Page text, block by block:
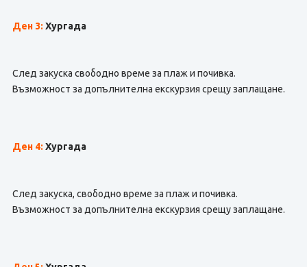
Ден 3: Хургада
След закуска свободно време за плаж и почивка.
Възможност за допълнителна екскурзия срещу заплащане.
Ден 4: Хургада
След закуска, свободно време за плаж и почивка.
Възможност за допълнителна екскурзия срещу заплащане.